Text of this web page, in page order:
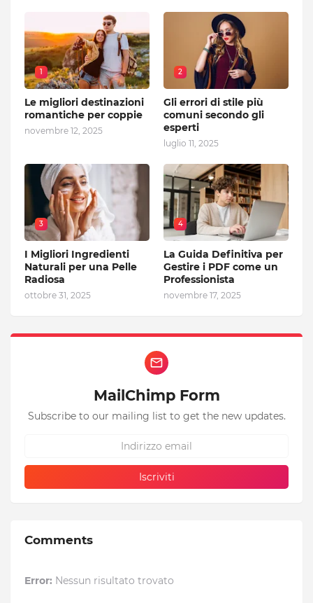
1
Le migliori destinazioni
romantiche per coppie
novembre 12, 2025
2
Gli errori di stile più
comuni secondo gli
esperti
luglio 11, 2025
3
I Migliori Ingredienti
Naturali per una Pelle
Radiosa
ottobre 31, 2025
4
La Guida Definitiva per
Gestire i PDF come un
Professionista
novembre 17, 2025
MailChimp Form
Subscribe to our mailing list to get the new updates.
Comments
Error: Nessun risultato trovato